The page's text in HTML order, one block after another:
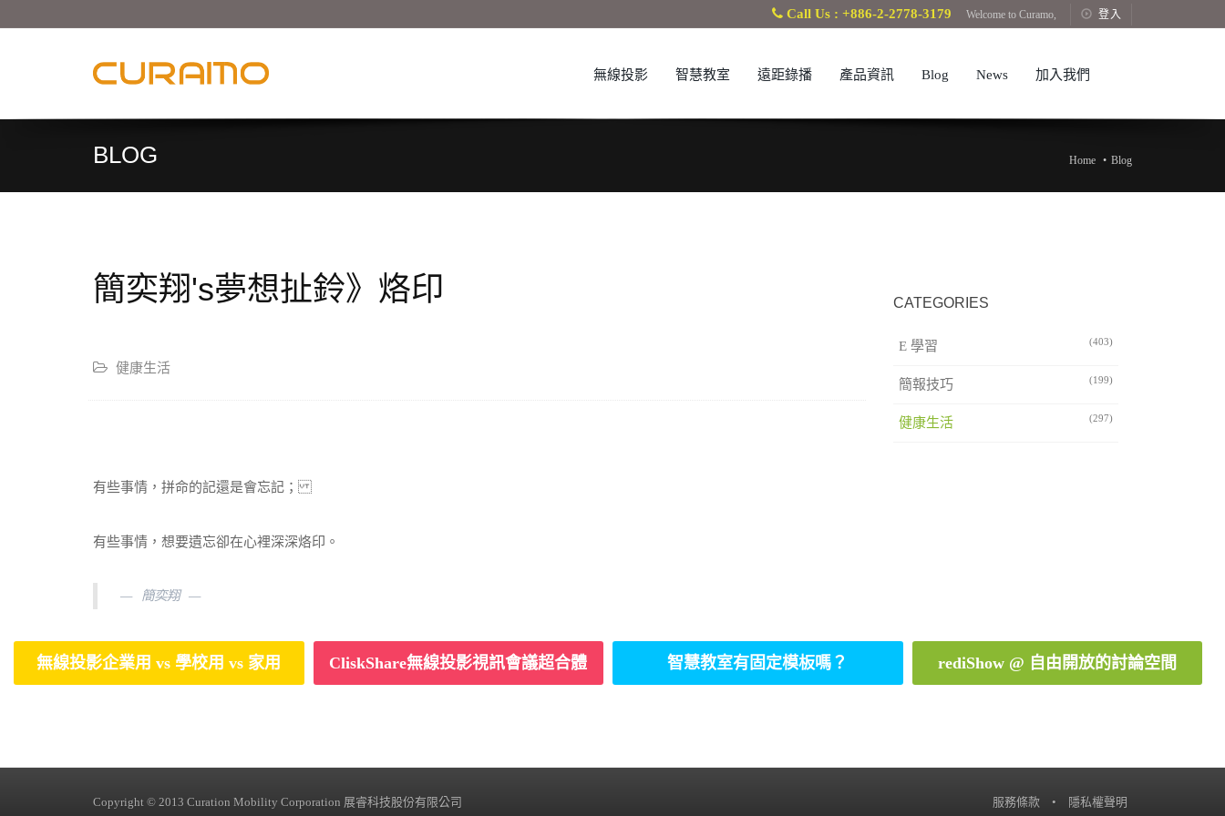
Call Us : +886-2-2778-3179 Welcome to Curamo, 登入
無線投影 智慧教室 遠距錄播 產品資訊 Blog News 加入我們
BLOG Home Blog
簡奕翔's夢想扯鈴》烙印
健康生活
有些事情，拼命的記還是會忘記；
有些事情，想要遺忘卻在心裡深深烙印。
簡奕翔
CATEGORIES
(403)
E 學習
(199)
簡報技巧
(297)
健康生活
無線投影企業用 vs 學校用 vs 家用 CliskShare無線投影視訊會議超合體 智慧教室有固定模板嗎？ rediShow @ 自由開放的討論空間
服務條款 • 隱私權聲明
Copyright © 2013 Curation Mobility Corporation 展睿科技股份有限公司